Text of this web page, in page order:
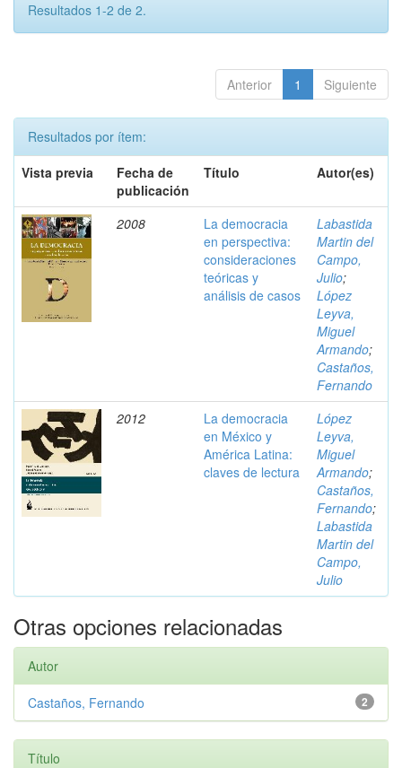
Resultados 1-2 de 2.
Anterior 1 Siguiente
Resultados por ítem:
Vista previa
Fecha de
publicación
Título Autor(es)
2008
La democracia
en perspectiva:
consideraciones
teóricas y
análisis de casos
Labastida
Martin del
Campo,
Julio;
López
Leyva,
Miguel
Armando;
Castaños,
Fernando
2012
La democracia
en México y
América Latina:
claves de lectura
López
Leyva,
Miguel
Armando;
Castaños,
Fernando;
Labastida
Martin del
Campo,
Julio
Otras opciones relacionadas
Autor
2
Castaños, Fernando
Título